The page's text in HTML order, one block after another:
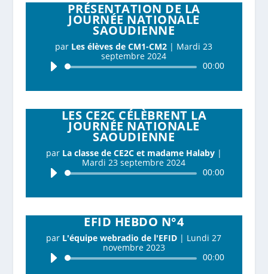
PRÉSENTATION DE LA
JOURNÉE NATIONALE
SAOUDIENNE
par Les élèves de CM1-CM2 | Mardi 23
septembre 2024
Lecteur
00:00
LES CE2C CÉLÈBRENT LA
JOURNÉE NATIONALE
SAOUDIENNE
par La classe de CE2C et madame Halaby|
Mardi 23 septembre 2024
Lecteur
00:00
EFID HEBDO N°4
par L'équipe webradio de l'EFID | Lundi 27
novembre 2023
Lecteur
00:00